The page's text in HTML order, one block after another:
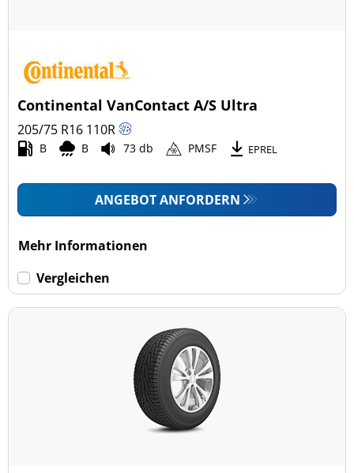
Continental VanContact A/S Ultra
205/75 R16 110R
B B 73 db PMSF EPREL
ANGEBOT ANFORDERN
Mehr Informationen
Vergleichen